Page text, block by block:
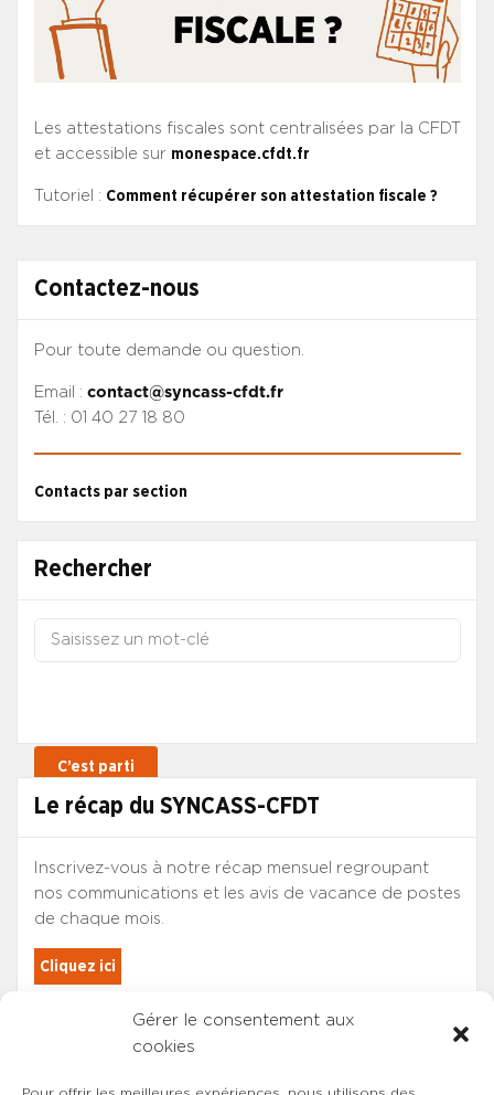
Gérer le consentement aux
cookies
Les attestations fiscales sont centralisées par la CFDT
et accessible sur monespace.cfdt.fr
Tutoriel : Comment récupérer son attestation fiscale ?
Contactez-nous
Pour toute demande ou question.
Email : contact@syncass-cfdt.fr
Tél. : 01 40 27 18 80
Contacts par section
Rechercher
Le récap du SYNCASS-CFDT
Inscrivez-vous à notre récap mensuel regroupant
nos communications et les avis de vacance de postes
de chaque mois.
Cliquez ici
Les adhérents du SYNCASS-CFDT
sont automatiquement inscrits.